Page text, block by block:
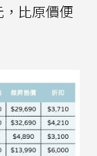
比原價便